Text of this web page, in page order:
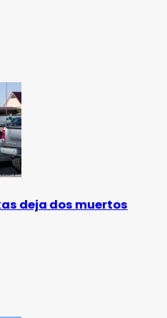
deja dos muertos